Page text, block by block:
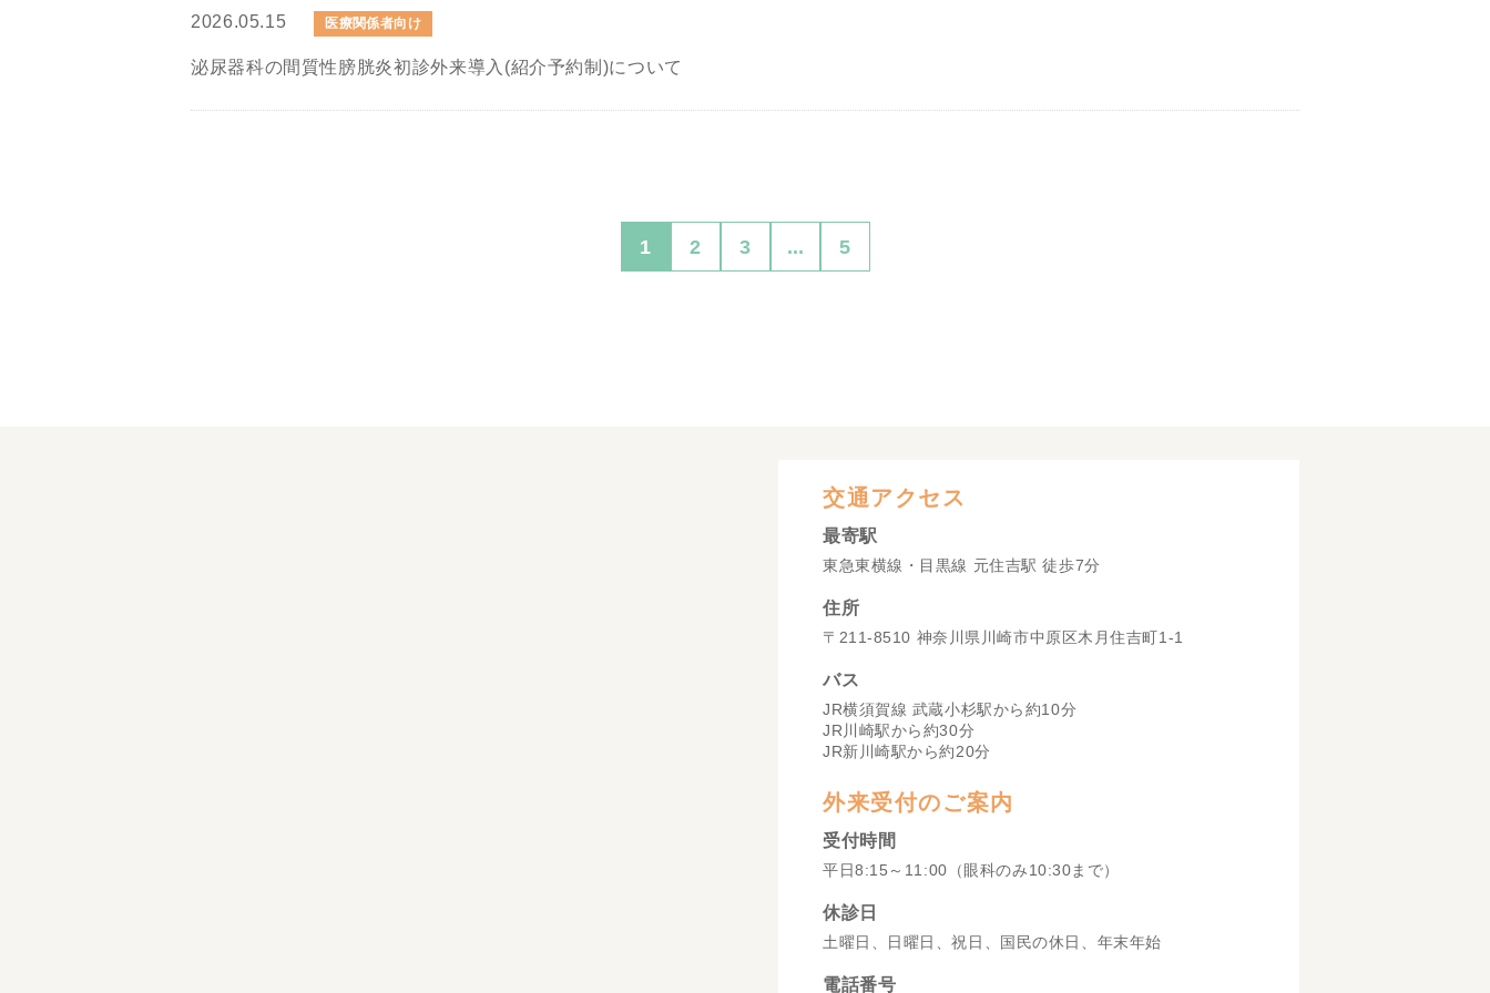
2026.05.15 医療関係者向け
泌尿器科の間質性膀胱炎初診外来導入(紹介予約制)について
1 2 3 ... 5
交通アクセス
最寄駅
東急東横線・目黒線 元住吉駅 徒歩7分
住所
〒211-8510 神奈川県川崎市中原区木月住吉町1-1
バス
JR横須賀線 武蔵小杉駅から約10分
JR川崎駅から約30分
JR新川崎駅から約20分
外来受付のご案内
受付時間
平日8:15～11:00（眼科のみ10:30まで）
休診日
土曜日、日曜日、祝日、国民の休日、年末年始
電話番号